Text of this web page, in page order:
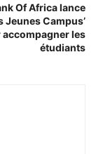
Of Africa lance
Jeunes Campus’
accompagner les
étudiants